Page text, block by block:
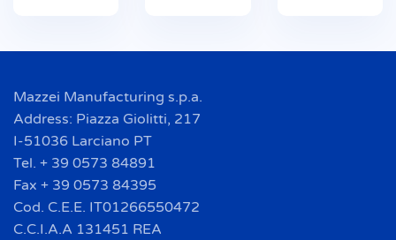
Mazzei Manufacturing s.p.a.
Address: Piazza Giolitti, 217
I-51036 Larciano PT
Tel. + 39 0573 84891
Fax + 39 0573 84395
Cod. C.E.E. IT01266550472
C.C.I.A.A 131451 REA